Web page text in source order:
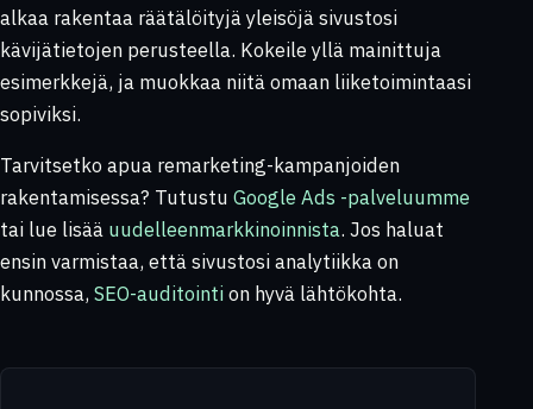
alkaa rakentaa räätälöityjä yleisöjä sivustosi
kävijätietojen perusteella. Kokeile yllä mainittuja
esimerkkejä, ja muokkaa niitä omaan liiketoimintaasi
sopiviksi.
Tarvitsetko apua remarketing-kampanjoiden
rakentamisessa? Tutustu Google Ads -palveluumme
tai lue lisää uudelleenmarkkinoinnista. Jos haluat
ensin varmistaa, että sivustosi analytiikka on
kunnossa, SEO-auditointion hyvä lähtökohta.